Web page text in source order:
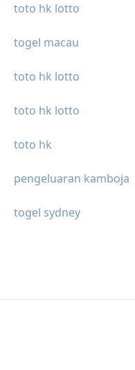
toto hk lotto
togel macau
toto hk lotto
toto hk lotto
toto hk
pengeluaran kamboja
togel sydney